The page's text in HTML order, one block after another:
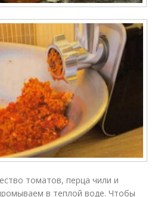
томатов, перца чили и
в теплой воде. Чтобы